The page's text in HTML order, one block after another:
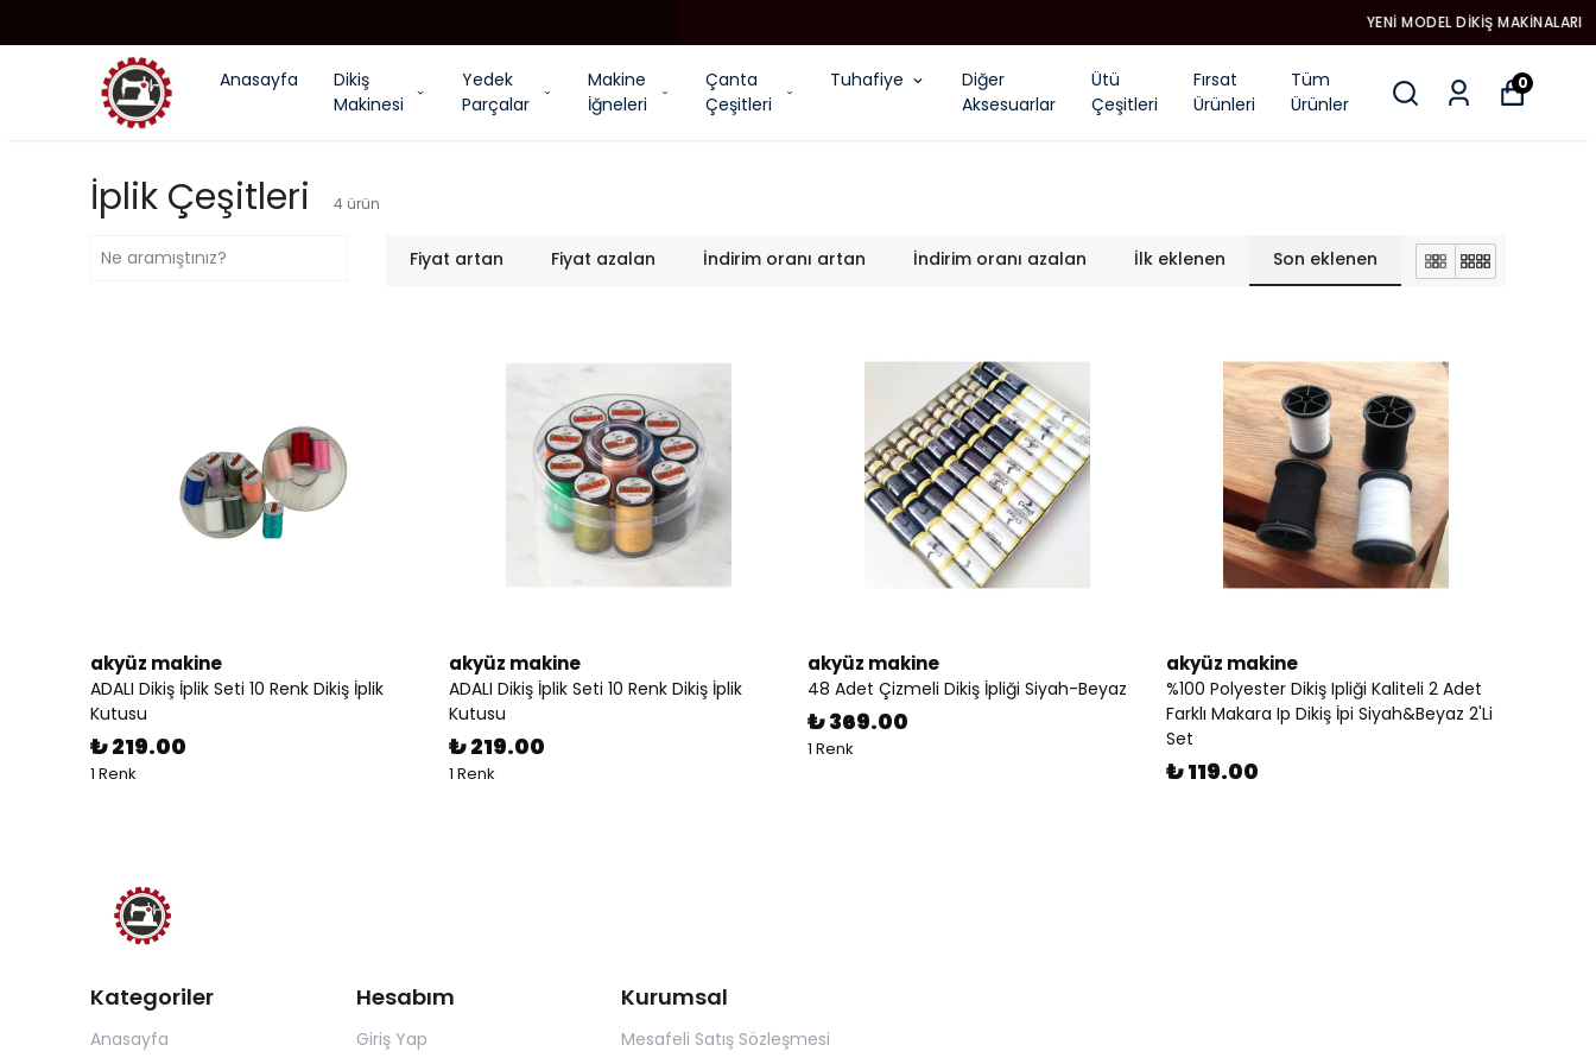
Anasayfa
Dikiş
Makinesi
Yedek
Parçalar
Makine
İğneleri
Çanta
Çeşitleri
Tuhafiye
Diğer
Aksesuarlar
Ütü
Çeşitleri
Fırsat
Ürünleri
Tüm
Ürünler
0
İplik Çeşitleri 4 ürün
Fiyat artan Fiyat azalan İndirim oranı artan İndirim oranı azalan İlk eklenen Son eklenen
akyüz makine
ADALI Dikiş İplik Seti 10 Renk Dikiş İplik
Kutusu
₺ 219.00
1 Renk
akyüz makine
ADALI Dikiş İplik Seti 10 Renk Dikiş İplik
Kutusu
₺ 219.00
1 Renk
akyüz makine
48 Adet Çizmeli Dikiş İpliği Siyah-Beyaz
₺ 369.00
1 Renk
akyüz makine
%100 Polyester Dikiş Ipliği Kaliteli 2 Adet
Farklı Makara Ip Dikiş İpi Siyah&Beyaz 2'Li
Set
₺ 119.00
Kategoriler
Anasayfa
Hesabım
Giriş Yap
Kurumsal
Mesafeli Satış Sözleşmesi